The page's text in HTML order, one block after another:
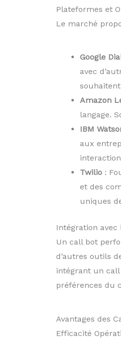
Plateformes et
Le marché
Google
avec
Amazon
langage.
IBM
aux
Twilio:
et des
uniques
Intégration avec
Un call bot
d’autres outils
intégrant un call
préférences du
Avantages des
Efficacité